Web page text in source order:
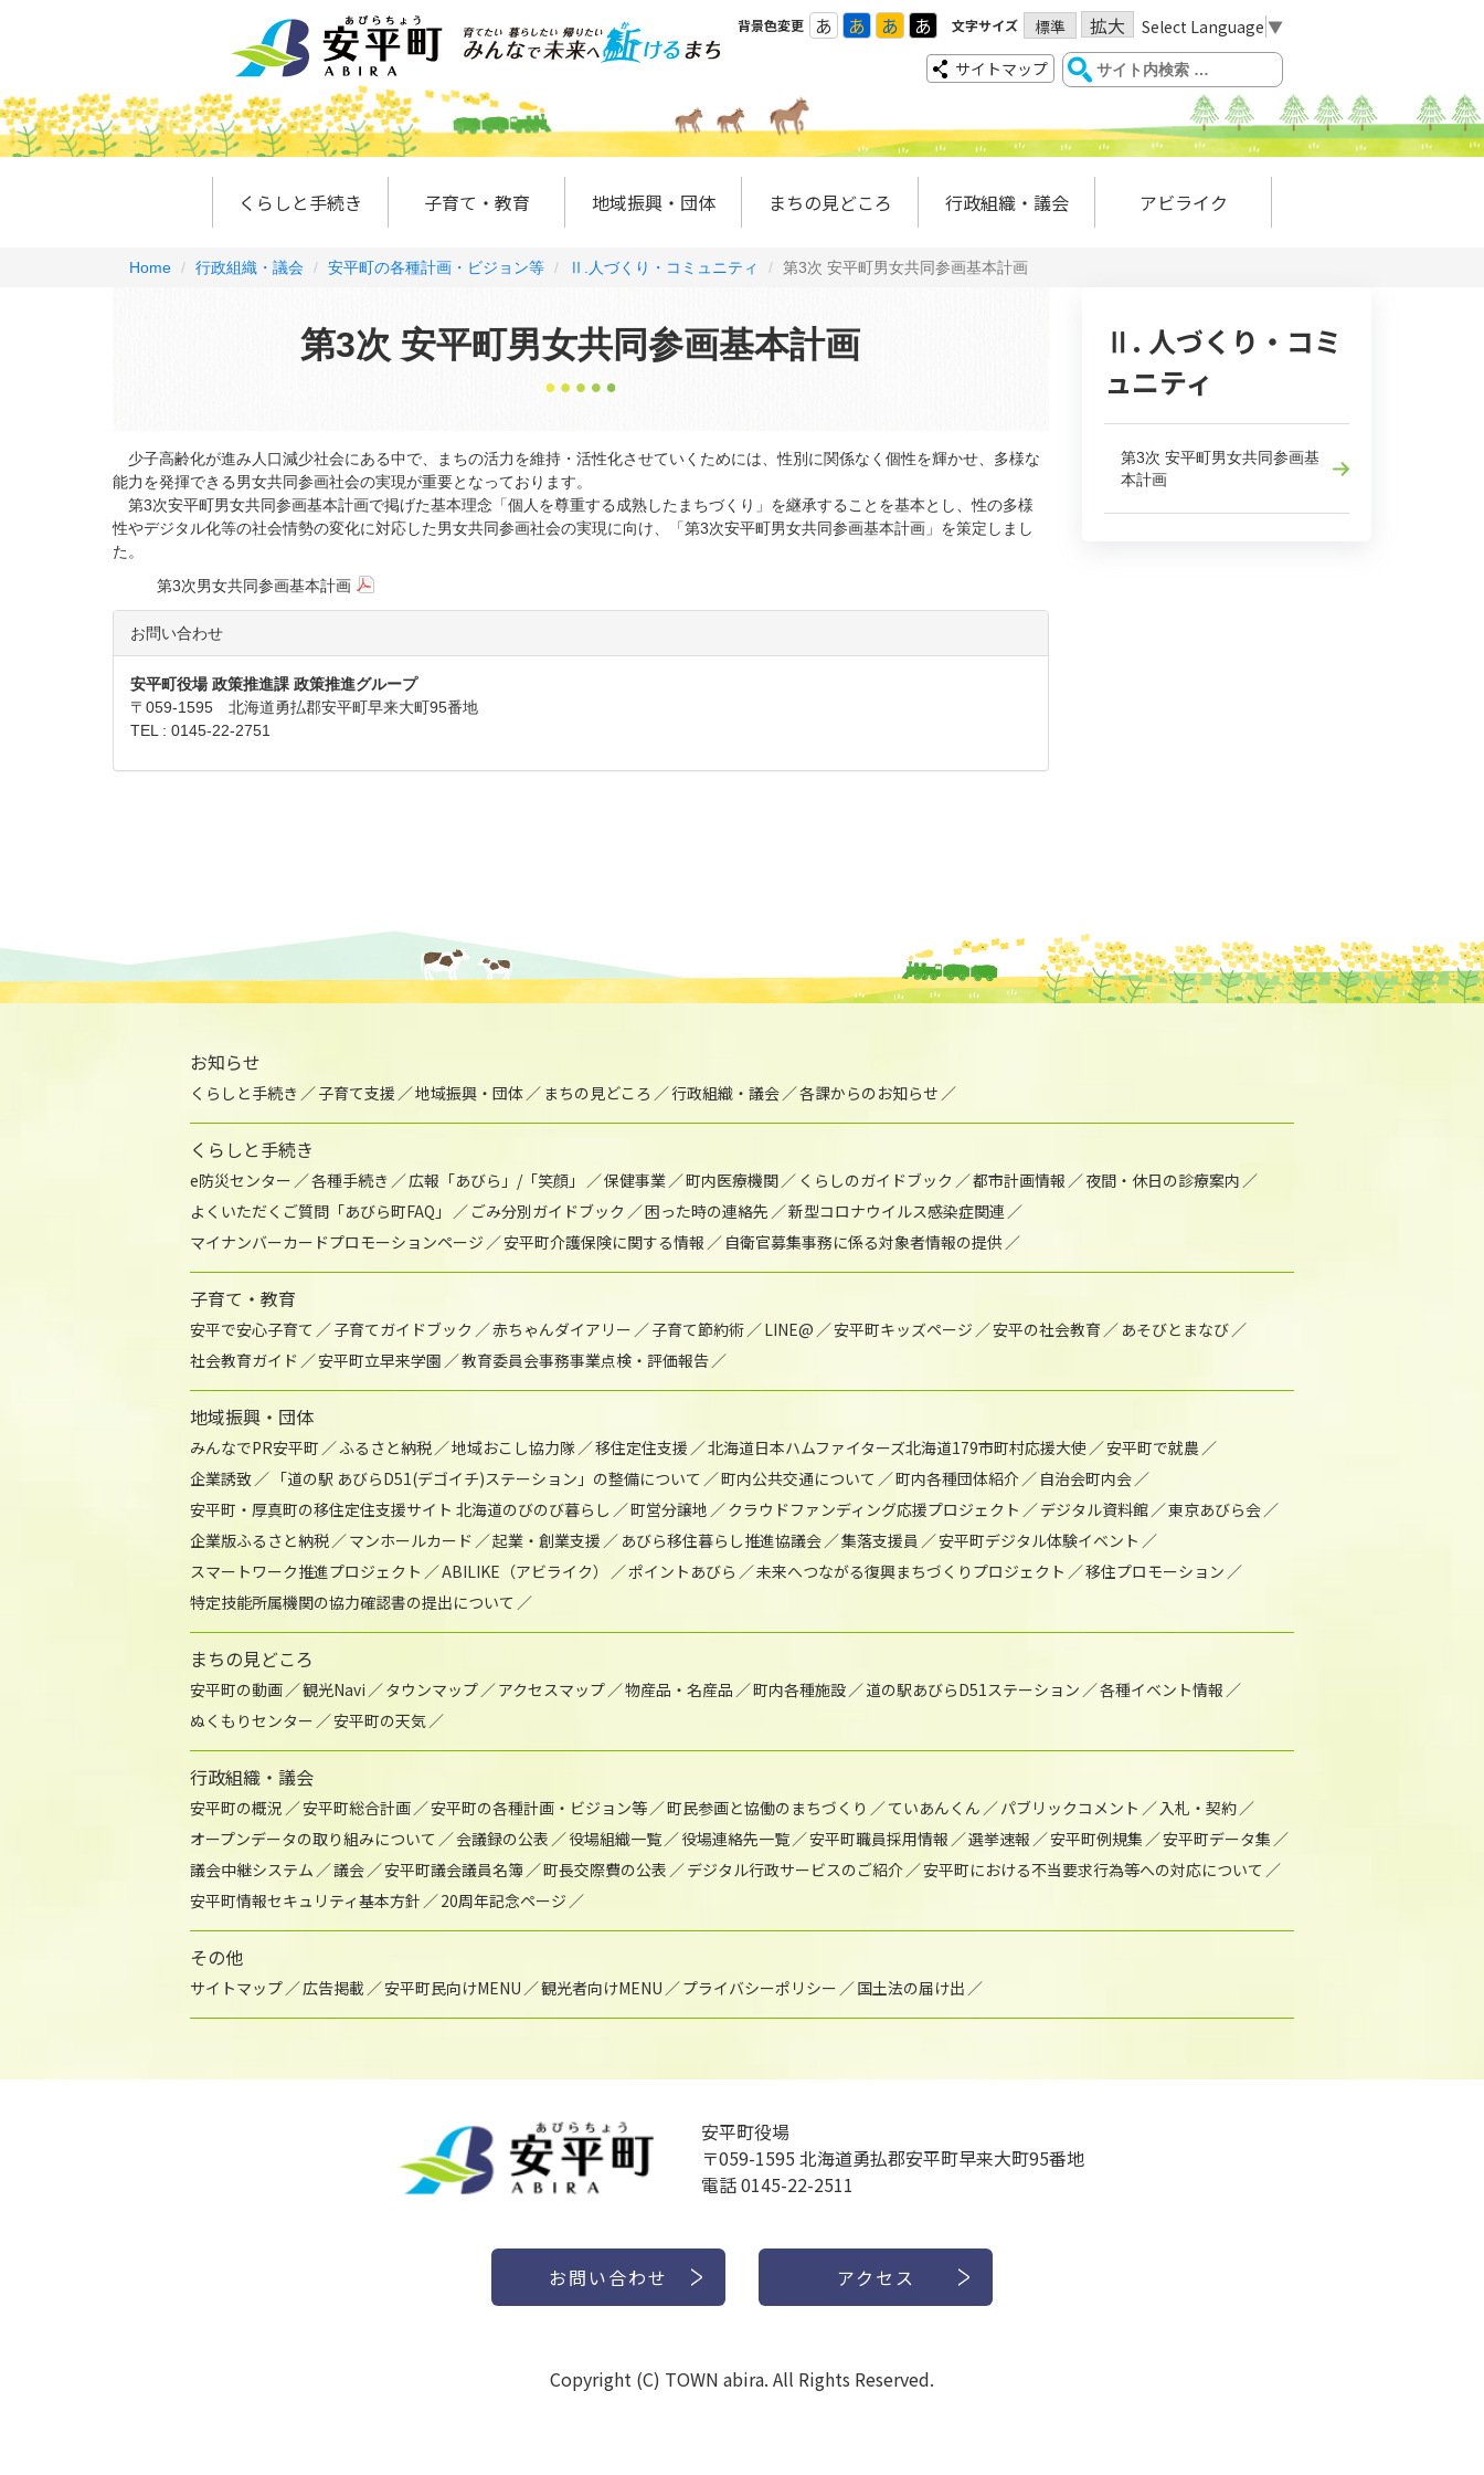
背景色変更 あ あ あ あ 文字サイズ 標準 拡大 Select Language ▼
サイトマップ
くらしと手続き 子育て・教育 地域振興・団体 まちの見どころ 行政組織・議会 アビライク
Home 行政組織・議会 安平町の各種計画・ビジョン等 Ⅱ.人づくり・コミュニティ 第3次 安平町男女共同参画基本計画
第3次 安平町男女共同参画基本計画
少子高齢化が進み人口減少社会にある中で、まちの活力を維持・活性化させていくためには、性別に関係なく個性を輝かせ、多様な
能力を発揮できる男女共同参画社会の実現が重要となっております。
第3次安平町男女共同参画基本計画で掲げた基本理念「個人を尊重する成熟したまちづくり」を継承することを基本とし、性の多様
性やデジタル化等の社会情勢の変化に対応した男女共同参画社会の実現に向け、「第3次安平町男女共同参画基本計画」を策定しまし
た。
第3次男女共同参画基本計画
お問い合わせ
安平町役場 政策推進課 政策推進グループ
〒059-1595 北海道勇払郡安平町早来大町95番地
TEL : 0145-22-2751
Ⅱ. 人づくり・コミ
ュニティ
第3次 安平町男女共同参画基
本計画
お知らせ
くらしと手続き 子育て支援 地域振興・団体 まちの見どころ 行政組織・議会 各課からのお知らせ
くらしと手続き
e防災センター 各種手続き 広報「あびら」/「笑顔」 保健事業 町内医療機関 くらしのガイドブック 都市計画情報
夜間・休日の診療案内
よくいただくご質問「あびら町FAQ」
ごみ分別ガイドブック 困った時の連絡先
新型コロナウイルス感染症関連
マイナンバーカードプロモーションページ
安平町介護保険に関する情報 自衛官募集事務に係る対象者情報の提供
子育て・教育
安平で安心子育て 子育てガイドブック 赤ちゃんダイアリー 子育て節約術 LINE@ 安平町キッズページ 安平の社会教育
あそびとまなび
社会教育ガイド
安平町立早来学園 教育委員会事務事業点検・評価報告
地域振興・団体
みんなでPR安平町 ふるさと納税 地域おこし協力隊 移住定住支援 北海道日本ハムファイターズ北海道179市町村応援大使
安平町で就農
企業誘致
「道の駅 あびらD51(デゴイチ)ステーション」の整備について 町内公共交通について 町内各種団体紹介
自治会町内会
安平町・厚真町の移住定住支援サイト 北海道のびのび暮らし
町営分譲地 クラウドファンディング応援プロジェクト デジタル資料館
東京あびら会
企業版ふるさと納税
マンホールカード 起業・創業支援 あびら移住暮らし推進協議会 集落支援員
安平町デジタル体験イベント
スマートワーク推進プロジェクト
ABILIKE（アビライク） ポイントあびら 未来へつながる復興まちづくりプロジェクト
移住プロモーション
特定技能所属機関の協力確認書の提出について
まちの見どころ
安平町の動画 観光Navi タウンマップ アクセスマップ 物産品・名産品 町内各種施設 道の駅あびらD51ステーション
各種イベント情報
ぬくもりセンター
安平町の天気
行政組織・議会
安平町の概況 安平町総合計画 安平町の各種計画・ビジョン等 町民参画と協働のまちづくり ていあんくん パブリックコメント
入札・契約
オープンデータの取り組みについて
会議録の公表 役場組織一覧 役場連絡先一覧 安平町職員採用情報 選挙速報 安平町例規集
安平町データ集
議会中継システム
議会 安平町議会議員名簿 町長交際費の公表 デジタル行政サービスのご紹介
安平町における不当要求行為等への対応について
安平町情報セキュリティ基本方針
20周年記念ページ
その他
サイトマップ 広告掲載 安平町民向けMENU 観光者向けMENU プライバシーポリシー 国土法の届け出
安平町役場
〒059-1595 北海道勇払郡安平町早来大町95番地
電話 0145-22-2511
お問い合わせ アクセス
Copyright (C) TOWN abira. All Rights Reserved.